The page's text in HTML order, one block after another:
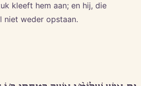
kleeft hem aan; en hij, die
niet weder opstaan.